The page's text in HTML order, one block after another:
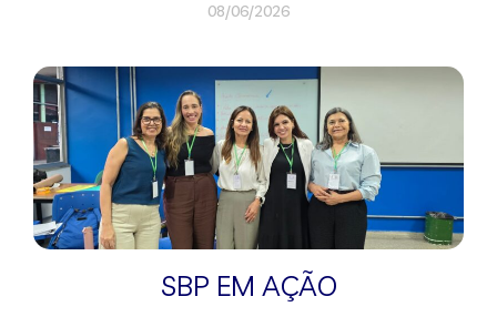
08/06/2026
SBP EM AÇÃO